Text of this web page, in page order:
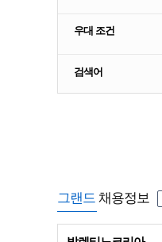
우대 조건
검색어
그랜드 채용정보